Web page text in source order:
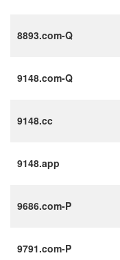
8893.com-Q
9148.com-Q
9148.cc
9148.app
9686.com-P
9791.com-P